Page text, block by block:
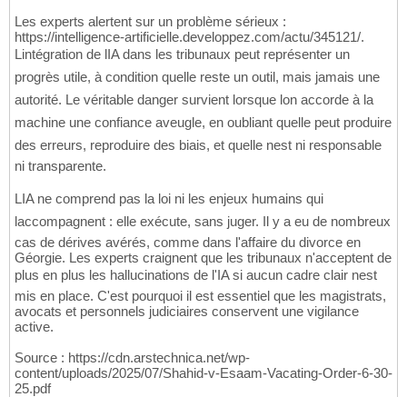
Les experts alertent sur un problème sérieux :
https://intelligence-artificielle.developpez.com/actu/345121/.
Lintégration de lIA dans les tribunaux peut représenter un
progrès utile, à condition quelle reste un outil, mais jamais une
autorité. Le véritable danger survient lorsque lon accorde à la
machine une confiance aveugle, en oubliant quelle peut produire
des erreurs, reproduire des biais, et quelle nest ni responsable
ni transparente.
LIA ne comprend pas la loi ni les enjeux humains qui
laccompagnent : elle exécute, sans juger. Il y a eu de nombreux
cas de dérives avérés, comme dans l'affaire du divorce en
Géorgie. Les experts craignent que les tribunaux n'acceptent de
plus en plus les hallucinations de l'IA si aucun cadre clair nest
mis en place. C'est pourquoi il est essentiel que les magistrats,
avocats et personnels judiciaires conservent une vigilance
active.
Source : https://cdn.arstechnica.net/wp-
content/uploads/2025/07/Shahid-v-Esaam-Vacating-Order-6-30-
25.pdf